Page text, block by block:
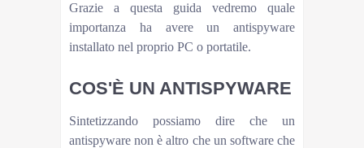
Grazie a questa guida vedremo quale
importanza ha avere un antispyware
installato nel proprio PC o portatile.
COS'È UN ANTISPYWARE
Sintetizzando possiamo dire che un
antispyware non è altro che un software che